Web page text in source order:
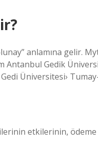
anlamına gelir.
Antanbul Gedik
Üniversitesi›
etkilerinin,